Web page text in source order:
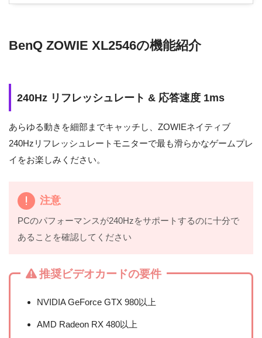
BenQ ZOWIE XL2546の機能紹介
240Hz リフレッシュレート & 応答速度 1ms
あらゆる動きを細部までキャッチし、ZOWIEネイティブ
240Hzリフレッシュレートモニターで最も滑らかなゲームプレ
イをお楽しみください。
注意
PCのパフォーマンスが240Hzをサポートするのに十分で
あることを確認してください
推奨ビデオカードの要件
NVIDIA GeForce GTX 980以上
AMD Radeon RX 480以上